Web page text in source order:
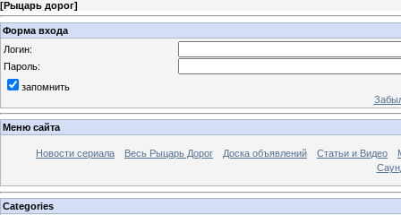
[Рыцарь дорог]
Форма входа
Логин:
Пароль:
запомнить
Меню сайта
Новости сериала Весь Рыцарь Дорог Доска объявлений Статьи и Видео
Categories